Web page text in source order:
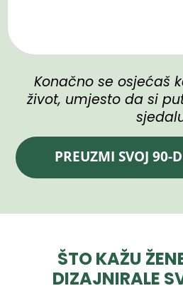
Konačno se osjećaš
život, umjesto da si
PREUZMI SVOJ 90-
ŠTO KAŽU
DIZAJNIRALE